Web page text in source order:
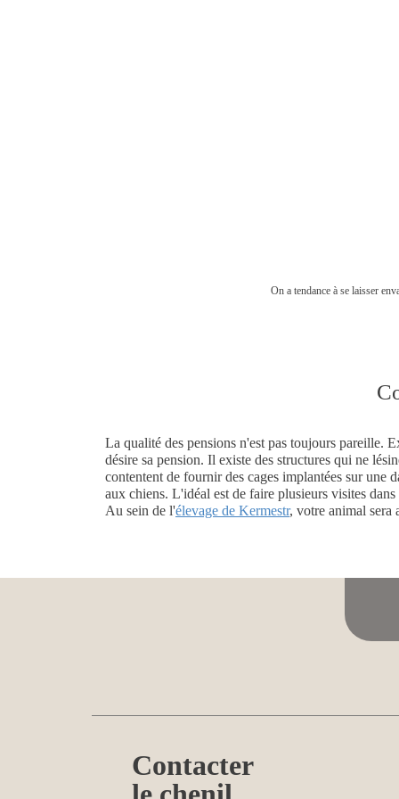
On a tendance à se laisser
La qualité des pensions n'est pas toujours pareille.
désire sa pension. Il existe des structures qui ne
contentent de fournir des cages implantées sur une
aux chiens. L'idéal est de faire plusieurs visites
Au sein de l'élevage de Kermestr, votre animal sera
Contacter